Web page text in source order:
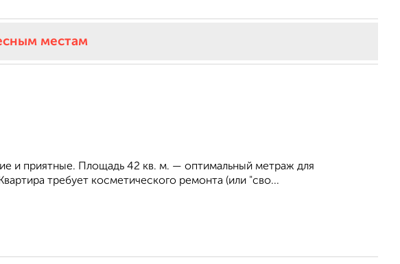
местам
и приятные. Площадь 42 кв. м. — оптимальный метраж для
требует косметического ремонта (или "сво...